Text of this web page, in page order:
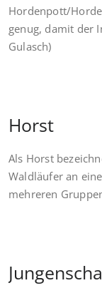
Hordenpott/
genug, damit der
Gulasch)
Horst
Als Horst
Waldläufer an
mehreren